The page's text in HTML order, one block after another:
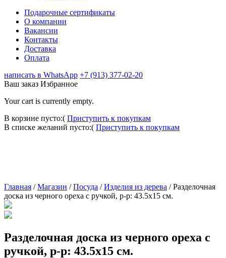
Подарочные сертификаты
О компании
Вакансии
Контакты
Доставка
Оплата
написать в WhatsApp +7 (913) 377-02-20
Ваш заказ Избранное
Your cart is currently empty.
В корзине пусто:( Приступить к покупкам
В списке желаний пусто:( Приступить к покупкам
Главная /Магазин /Посуда /Изделия из дерева /Разделочная
доска из черного ореха с ручкой, р-р: 43.5х15 см.
Разделочная доска из черного ореха с
ручкой, р-р: 43.5х15 см.